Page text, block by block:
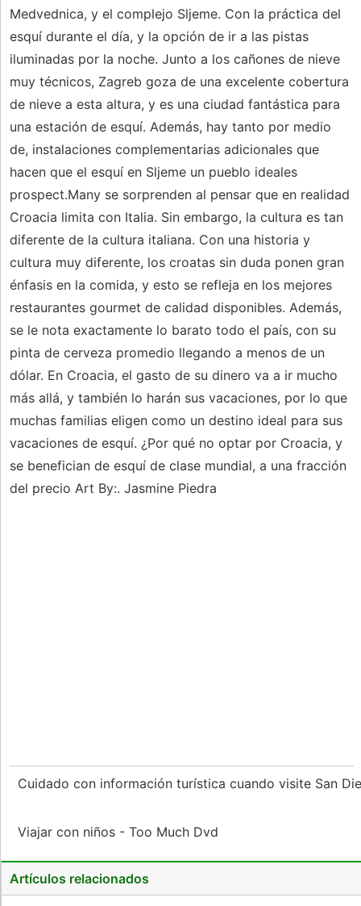
Medvednica, y el complejo Sljeme. Con la práctica del
esquí durante el día, y la opción de ir a las pistas
iluminadas por la noche. Junto a los cañones de nieve
muy técnicos, Zagreb goza de una excelente cobertura
de nieve a esta altura, y es una ciudad fantástica para
una estación de esquí. Además, hay tanto por medio
de, instalaciones complementarias adicionales que
hacen que el esquí en Sljeme un pueblo ideales
prospect.Many se sorprenden al pensar que en realidad
Croacia limita con Italia. Sin embargo, la cultura es tan
diferente de la cultura italiana. Con una historia y
cultura muy diferente, los croatas sin duda ponen gran
énfasis en la comida, y esto se refleja en los mejores
restaurantes gourmet de calidad disponibles. Además,
se le nota exactamente lo barato todo el país, con su
pinta de cerveza promedio llegando a menos de un
dólar. En Croacia, el gasto de su dinero va a ir mucho
más allá, y también lo harán sus vacaciones, por lo que
muchas familias eligen como un destino ideal para sus
vacaciones de esquí. ¿Por qué no optar por Croacia, y
se benefician de esquí de clase mundial, a una fracción
del precio Art By:. Jasmine Piedra
Cuidado con información turística cuando visite San
Viajar con niños - Too Much Dvd
Artículos relacionados